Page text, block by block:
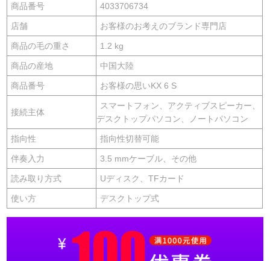
商品番号 4033706734
店舗 お客様のお考えのブランド専門店
商品の毛の重さ 1.2 kg
商品の産地 中国大陸
商品番号 お客様の思いKX 6 S
接続主体
スマートフォン、アクティブスピーカー、
デスクトップパソコン、ノートパソコン
指向性 指向性切替可能
伴奏入力 3.5 mmケーブル、その他
読み取り方式 Uディスク、TFカード
使い方 デスクトップ式